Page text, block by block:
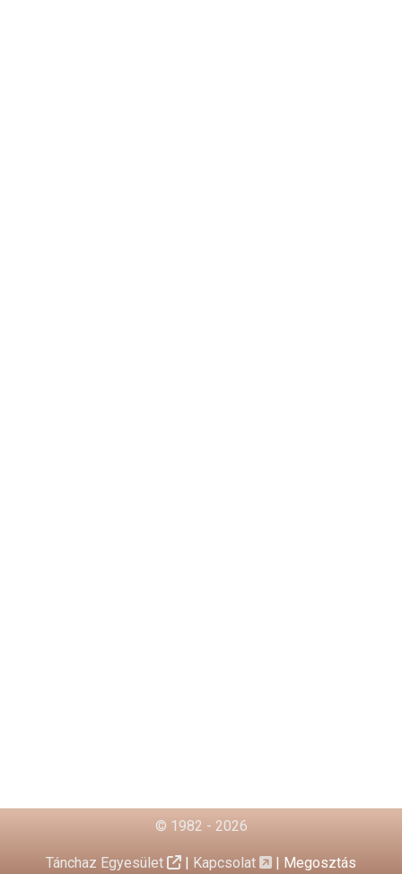
© 1982 - 2026
Tánchaz Egyesület | Kapcsolat | Megosztás